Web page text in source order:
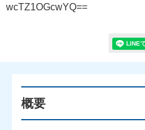
wcTZ1OGcwYQ==
概要